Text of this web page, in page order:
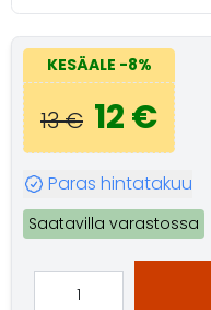
KESÄALE -8%
13 € 12 €
Paras hintatakuu
Saatavilla varastossa